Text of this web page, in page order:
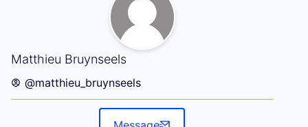
Matthieu Bruynseels
Mijn activiteit (Matthieu Bruynseels)
@matthieu_bruynseels